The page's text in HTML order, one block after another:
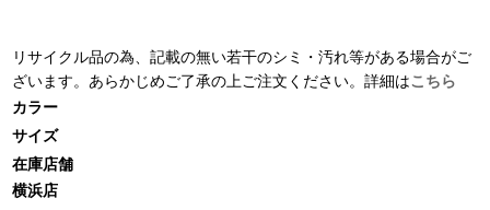
リサイクル品の為、記載の無い若干のシミ・汚れ等がある場合がご
ざいます。あらかじめご了承の上ご注文ください。詳細はこちら
カラー
サイズ
在庫店舗
横浜店